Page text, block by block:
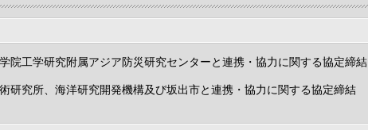
院工学研究附属アジア防災研究センターと連携・協力に関する協定締結
研究所、海洋研究開発機構及び坂出市と連携・協力に関する協定締結